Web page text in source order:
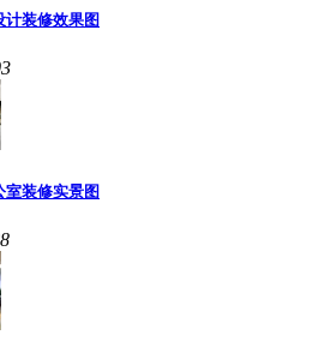
计装修效果图
室装修实景图